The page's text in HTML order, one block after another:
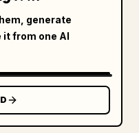
ร้อมฉากหลังสีขาวนวลที่
มาเล็กน้อย แสงไฟถูก
นตร์ สร้างเงาที่นุ่มนวล
โดยไม่มีการตัดภาพ
generate
from one AI